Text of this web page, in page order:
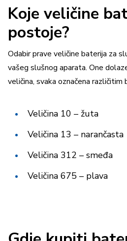
Koje veličine
postoje?
Odabir prave veličine baterija za
vašeg slušnog aparata. One
veličina, svaka označena različitim
Veličina 10 – žuta
Veličina 13 – narančasta
Veličina 312 – smeđa
Veličina 675 – plava